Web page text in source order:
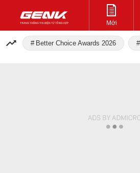
Mới
Better Choice Awards 2026